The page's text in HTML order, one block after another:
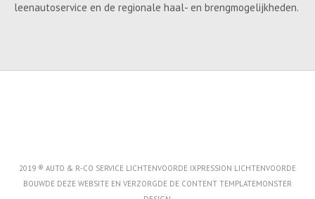
leenautoservice en de regionale haal- en brengmogelijkheden.
2019 ® AUTO & R-CO SERVICE LICHTENVOORDE IXPRESSION LICHTENVOORDE
BOUWDE DEZE WEBSITE EN VERZORGDE DE CONTENT TEMPLATEMONSTER